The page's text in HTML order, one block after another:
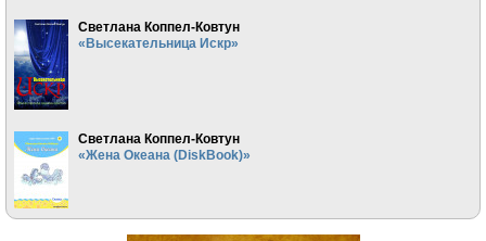
Светлана Коппел-Ковтун
«Высекательница Искр»
Светлана Коппел-Ковтун
«Жена Океана (DiskBook)»